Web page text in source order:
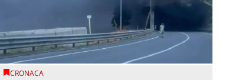
CRONACA